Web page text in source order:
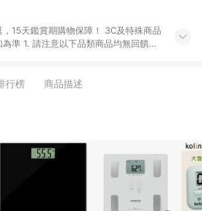
15天鑑賞期購物保障！ 3C及特殊商品
無回饋：
/拍立得 [2024/6/1起適用] -內接硬
點回饋者 - 購物中心商店之商品：商
費/購物金/超贈點/福利金/紅利折抵/折
宗採購或批發轉賣不具回饋資格： 如
採購、批發轉賣而非最終消費使用者，
行榜 商品描述